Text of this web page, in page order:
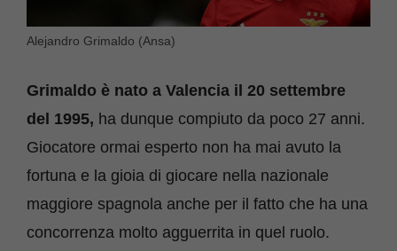
Alejandro Grimaldo (Ansa)
Grimaldo è nato a Valencia il 20 settembre
del 1995, ha dunque compiuto da poco 27 anni.
Giocatore ormai esperto non ha mai avuto la
fortuna e la gioia di giocare nella nazionale
maggiore spagnola anche per il fatto che ha una
concorrenza molto agguerrita in quel ruolo.